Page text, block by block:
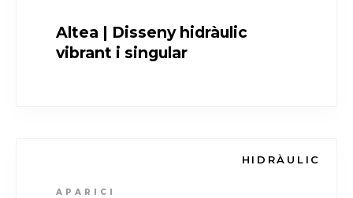
Altea | Disseny hidràulic
vibrant i singular
HIDRÀULIC
APARICI